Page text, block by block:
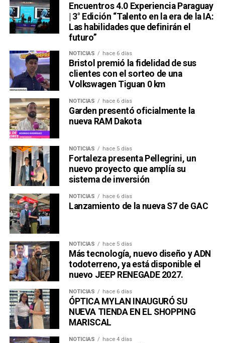
Encuentros 4.0 Experiencia Paraguay
| 3° Edición “Talento en la era de la IA:
Las habilidades que definirán el
futuro”
NOTICIAS hace 6 días
Bristol premió la fidelidad de sus
clientes con el sorteo de una
Volkswagen Tiguan 0 km
NOTICIAS hace 6 días
Garden presentó oficialmente la
nueva RAM Dakota
NOTICIAS hace 5 días
Fortaleza presenta Pellegrini, un
nuevo proyecto que amplía su
sistema de inversión
NOTICIAS hace 6 días
Lanzamiento de la nueva S7 de GAC
NOTICIAS hace 5 días
Más tecnología, nuevo diseño y ADN
todoterreno, ya está disponible el
nuevo JEEP RENEGADE 2027.
NOTICIAS hace 6 días
ÓPTICA MYLAN INAUGURÓ SU
NUEVA TIENDA EN EL SHOPPING
MARISCAL
NOTICIAS hace 4 días